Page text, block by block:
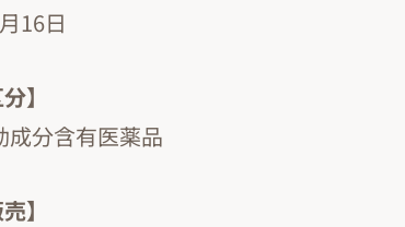
16日
】
成分含有医薬品
】